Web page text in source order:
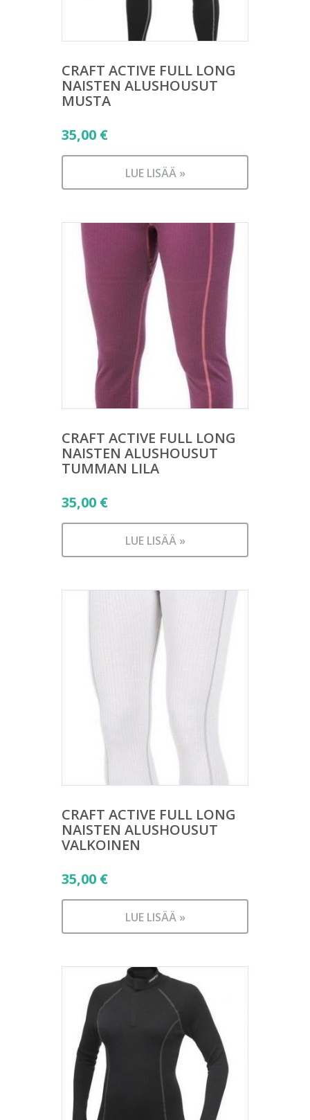
CRAFT ACTIVE FULL LONG
NAISTEN ALUSHOUSUT
MUSTA
35,00 €
LUE LISÄÄ »
CRAFT ACTIVE FULL LONG
NAISTEN ALUSHOUSUT
TUMMAN LILA
35,00 €
LUE LISÄÄ »
CRAFT ACTIVE FULL LONG
NAISTEN ALUSHOUSUT
VALKOINEN
35,00 €
LUE LISÄÄ »